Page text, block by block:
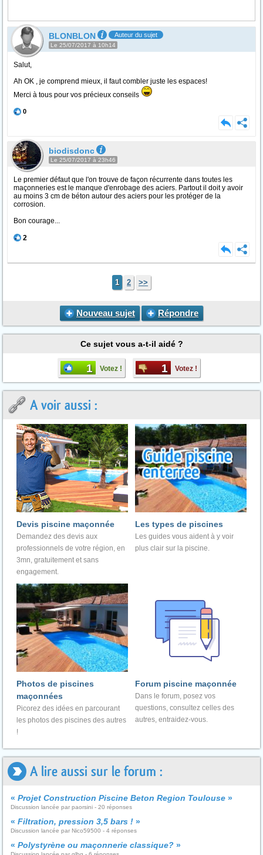
BLONBLON Auteur du sujet
Le 25/07/2017 à 10h14
Salut,
Ah OK , je comprend mieux, il faut combler juste les espaces!
Merci à tous pour vos précieux conseils
0
biodisdonc
Le 25/07/2017 à 23h46
Le premier défaut que l'on trouve de façon récurrente dans toutes les
maçonneries est le manque d'enrobage des aciers. Partout il doit y avoir
au moins 3 cm de béton autour des aciers pour les protéger de la
corrosion.
Bon courage...
2
1 2 >>
Nouveau sujet Répondre
Ce sujet vous a-t-il aidé ?
1 Votez ! 1 Votez !
A voir aussi :
Devis piscine maçonnée
Demandez des devis aux
professionnels de votre région, en
3mn, gratuitement et sans
engagement.
Les types de piscines
Les guides vous aident à y voir
plus clair sur la piscine.
Photos de piscines
maçonnées
Picorez des idées en parcourant
les photos des piscines des autres
!
Forum piscine maçonnée
Dans le forum, posez vos
questions, consultez celles des
autres, entraidez-vous.
A lire aussi sur le forum :
« Projet Construction Piscine Beton Region Toulouse »
Discussion lancée par paorsini - 20 réponses
« Filtration, pression 3,5 bars ! »
Discussion lancée par Nico59500 - 4 réponses
« Polystyrène ou maçonnerie classique? »